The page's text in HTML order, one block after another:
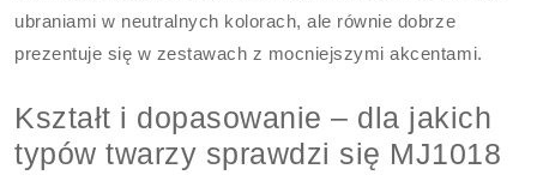
ubraniami w neutralnych kolorach, ale równie dobrze
prezentuje się w zestawach z mocniejszymi akcentami.
Kształt i dopasowanie – dla jakich
typów twarzy sprawdzi się MJ1018